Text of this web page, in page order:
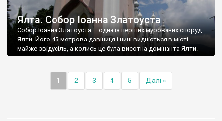
Ялта. Собор Іоанна Златоуста
Собор Іоанна Златоуста – одна із перших мурованих споруд
Ялти. Його 45-метрова дзвіниця і нині видніється в місті
майже звідусіль, а колись це була висотна домінанта Ялти.
1 2 3 4 5 Далі »